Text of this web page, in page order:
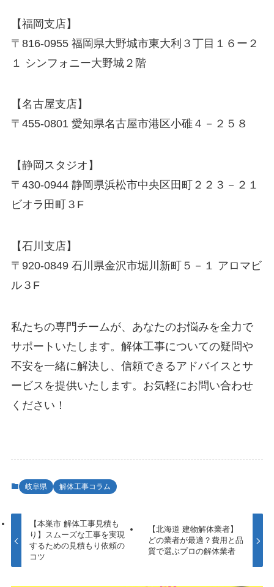
【福岡支店】
〒816-0955 福岡県大野城市東大利３丁目１６ー２
１ シンフォニー大野城２階
【名古屋支店】
〒455-0801 愛知県名古屋市港区小碓４－２５８
【静岡スタジオ】
〒430-0944 静岡県浜松市中央区田町２２３－２１
ビオラ田町３F
【石川支店】
〒920-0849 石川県金沢市堀川新町５－１ アロマビ
ル３F
私たちの専門チームが、あなたのお悩みを全力で
サポートいたします。解体工事についての疑問や
不安を一緒に解決し、信頼できるアドバイスとサ
ービスを提供いたします。お気軽にお問い合わせ
ください！
岐阜県 解体工事コラム
【本巣市 解体工事見積も
り】スムーズな工事を実現
するための見積もり依頼の
コツ
【北海道 建物解体業者】
どの業者が最適？費用と品
質で選ぶプロの解体業者